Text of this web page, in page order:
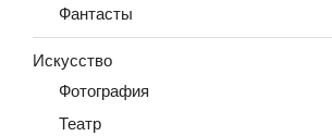
Фантасты
Искусство
Фотография
Театр